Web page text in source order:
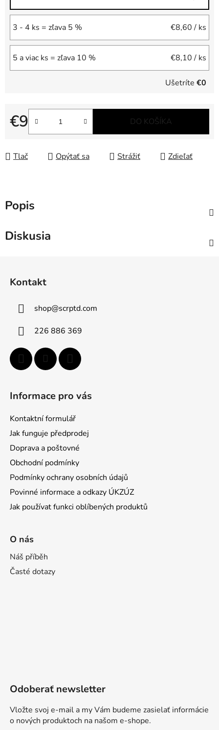
3 - 4 ks = zľava 5 % €8,60 / ks
5 a viac ks = zľava 10 % €8,10 / ks
Ušetríte €0
€9
Jednotková cena:
DO KOŠÍKA
Tlač Opýtať sa Strážiť Zdieľať
Popis
Diskusia
Kontakt
shop@scrptd.com
226 886 369
Informace pro vás
Kontaktní formulář
Jak funguje předprodej
Doprava a poštovné
Obchodní podmínky
Podmínky ochrany osobních údajů
Povinné informace a odkazy ÚKZÚZ
Jak používat funkci oblíbených produktů
O nás
Náš příběh
Časté dotazy
Odoberať newsletter
Vložte svoj e-mail a my Vám budeme zasielať informácie
o nových produktoch na našom e-shope.